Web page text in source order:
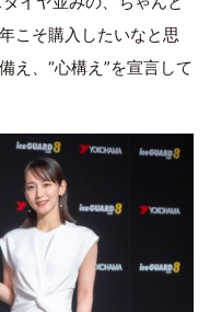
こそ購入したいなと思
え、“心構え”を宣言して